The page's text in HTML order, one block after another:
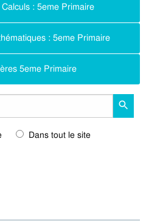
: 5eme Primaire
: 5eme Primaire
5eme Primaire
Dans tout le site